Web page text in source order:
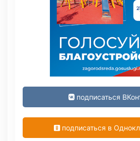
подписаться
подписаться в